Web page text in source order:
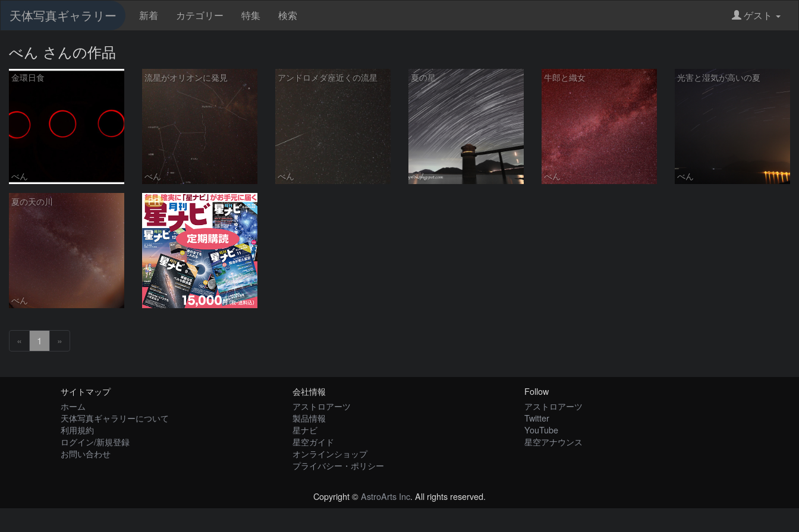
天体写真ギャラリー 新着 カテゴリー 特集 検索 ゲスト
べん さんの作品
金環日食
べん
流星がオリオンに発見
べん
アンドロメダ座近くの流星
べん
夏の星
べん
牛郎と織女
べん
光害と湿気が高いの夏
べん
夏の天の川
べん
PR
« 1 »
サイトマップ
ホーム
天体写真ギャラリーについて
利用規約
ログイン/新規登録
お問い合わせ
会社情報
アストロアーツ
製品情報
星ナビ
星空ガイド
オンラインショップ
プライバシー・ポリシー
Follow
アストロアーツ
Twitter
YouTube
星空アナウンス
Copyright ©AstroArts Inc. All rights reserved.